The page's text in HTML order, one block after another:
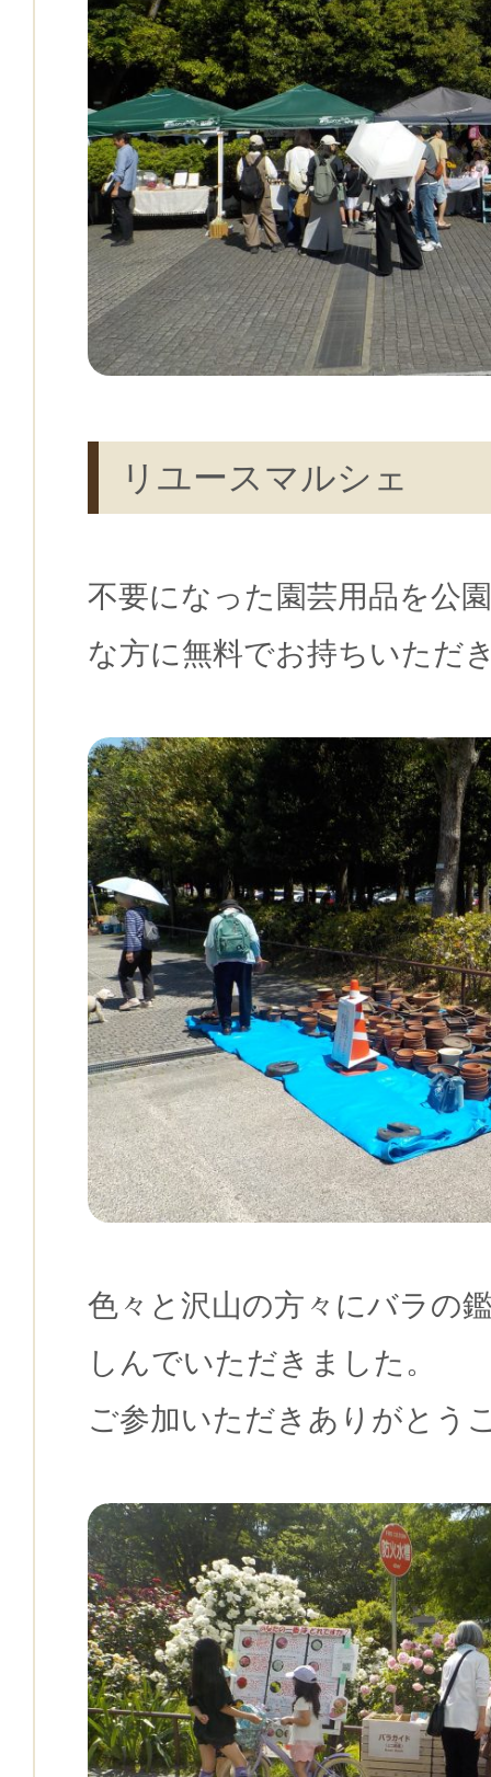
リユースマルシェ
不要になった園芸用品を公
な方に無料でお持ちいただ
色々と沢山の方々にバラの
しんでいただきました。
ご参加いただきありがとう